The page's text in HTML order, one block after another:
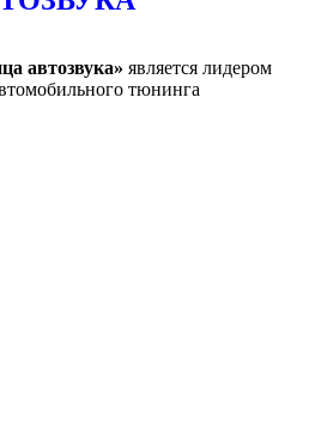
автозвука» является лидером
тюнинга